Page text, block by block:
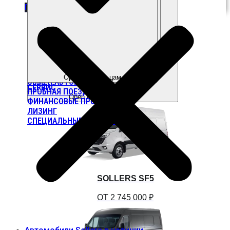
ПРОЛОЖИТЬ МАРШРУТ
Open Модельный ряд
SOLLERS SF5
ОТ 2 745 000 ₽
Open Покупателям
ОБМЕН АВТОМОБИЛЯ
ПРОБНАЯ ПОЕЗДКА
ФИНАНСОВЫЕ ПРОГРАММЫ
ЛИЗИНГ
СПЕЦИАЛЬНЫЕ ПРЕДЛОЖЕНИЯ
Open Владельцам
СЕРВИС